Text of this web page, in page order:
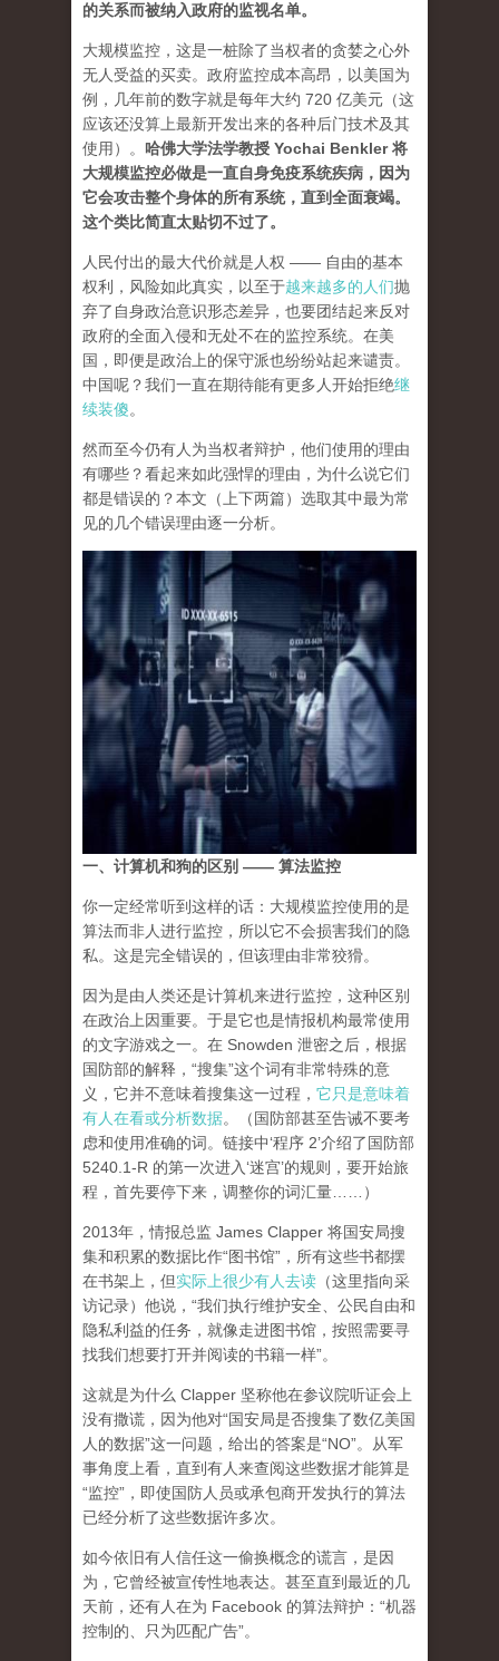
的关系而被纳入政府的监视名单。
大规模监控，这是一桩除了当权者的贪婪之心外
无人受益的买卖。政府监控成本高昂，以美国为
例，几年前的数字就是每年大约 720 亿美元（这
应该还没算上最新开发出来的各种后门技术及其
使用）。 哈佛大学法学教授 Yochai Benkler 将
大规模监控必做是一直自身免疫系统疾病，因为
它会攻击整个身体的所有系统，直到全面衰竭。
这个类比简直太贴切不过了。
人民付出的最大代价就是人权 —— 自由的基本
权利，风险如此真实，以至于越来越多的人们抛
弃了自身政治意识形态差异，也要团结起来反对
政府的全面入侵和无处不在的监控系统。在美
国，即便是政治上的保守派也纷纷站起来谴责。
中国呢？我们一直在期待能有更多人开始拒绝继
续装傻。
然而至今仍有人为当权者辩护，他们使用的理由
有哪些？看起来如此强悍的理由，为什么说它们
都是错误的？本文（上下两篇）选取其中最为常
见的几个错误理由逐一分析。
一、计算机和狗的区别 —— 算法监控
你一定经常听到这样的话：大规模监控使用的是
算法而非人进行监控，所以它不会损害我们的隐
私。这是完全错误的，但该理由非常狡猾。
因为是由人类还是计算机来进行监控，这种区别
在政治上因重要。于是它也是情报机构最常使用
的文字游戏之一。在 Snowden 泄密之后，根据
国防部的解释，“搜集”这个词有非常特殊的意
义，它并不意味着搜集这一过程， 它只是意味着
有人在看或分析数据。（国防部甚至告诫不要考
虑和使用准确的词。链接中‘程序 2’介绍了国防部
5240.1-R 的第一次进入‘迷宫’的规则，要开始旅
程，首先要停下来，调整你的词汇量……）
2013年，情报总监 James Clapper 将国安局搜
集和积累的数据比作“图书馆”，所有这些书都摆
在书架上，但实际上很少有人去读 （这里指向采
访记录）他说，“我们执行维护安全、公民自由和
隐私利益的任务，就像走进图书馆，按照需要寻
找我们想要打开并阅读的书籍一样”。
这就是为什么 Clapper 坚称他在参议院听证会上
没有撒谎，因为他对“国安局是否搜集了数亿美国
人的数据”这一问题，给出的答案是“NO”。从军
事角度上看，直到有人来查阅这些数据才能算是
“监控”，即使国防人员或承包商开发执行的算法
已经分析了这些数据许多次。
如今依旧有人信任这一偷换概念的谎言，是因
为，它曾经被宣传性地表达。甚至直到最近的几
天前，还有人在为 Facebook 的算法辩护：“机器
控制的、只为匹配广告”。